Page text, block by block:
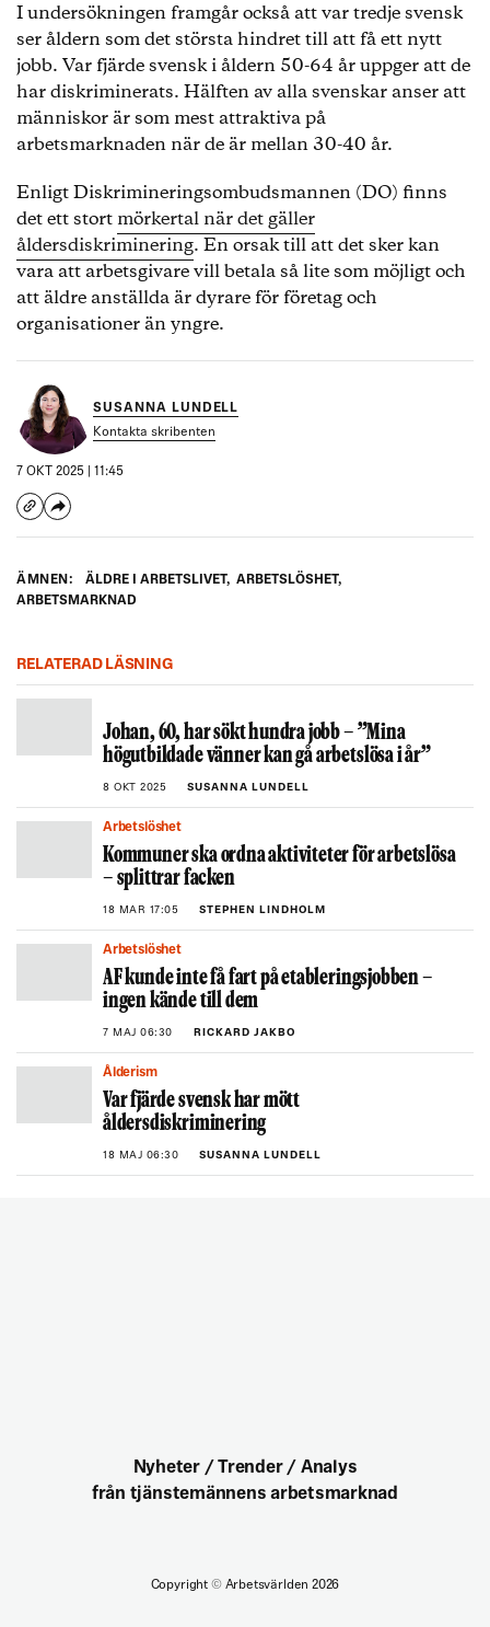
I undersökningen framgår också att var tredje svensk
ser åldern som det största hindret till att få ett nytt
jobb. Var fjärde svensk i åldern 50-64 år uppger att de
har diskriminerats. Hälften av alla svenskar anser att
människor är som mest attraktiva på
arbetsmarknaden när de är mellan 30-40 år.
Enligt Diskrimineringsombudsmannen (DO) finns
det ett stortmörkertal när det gäller
åldersdiskriminering. En orsak till att det sker kan
vara att arbetsgivare vill betala så lite som möjligt och
att äldre anställda är dyrare för företag och
organisationer än yngre.
SUSANNA LUNDELL
Kontakta skribenten
7 OKT 2025 | 11:45
ÄMNEN: ÄLDRE I ARBETSLIVET, ARBETSLÖSHET,
ARBETSMARKNAD
RELATERAD LÄSNING
Johan, 60, har sökt hundra jobb – ”Mina
högutbildade vänner kan gå arbetslösa i år”
8 OKT 2025 SUSANNA LUNDELL
Arbetslöshet
Kommuner ska ordna aktiviteter för arbetslösa
– splittrar facken
18 MAR 17:05 STEPHEN LINDHOLM
Arbetslöshet
AF kunde inte få fart på etableringsjobben –
ingen kände till dem
7 MAJ 06:30 RICKARD JAKBO
Ålderism
Var fjärde svensk har mött
åldersdiskriminering
18 MAJ 06:30 SUSANNA LUNDELL
Nyheter / Trender / Analys
från tjänstemännens arbetsmarknad
Copyright ©Arbetsvärlden 2026